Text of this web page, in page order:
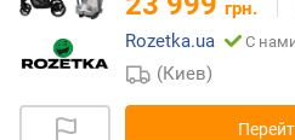
грн.
Rozetka.ua
С
(Киев)